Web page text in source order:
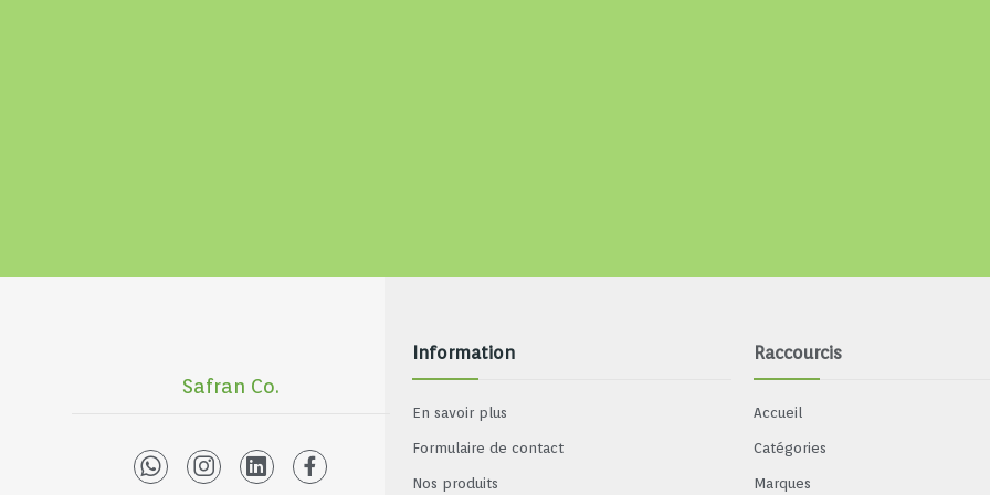
Safran Co.
Information
En savoir plus
Formulaire de contact
Nos produits
Raccourcis
Accueil
Catégories
Marques